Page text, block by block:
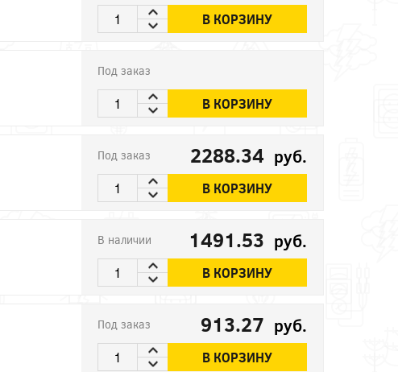
В КОРЗИНУ
Под заказ
В КОРЗИНУ
Под заказ 2288.34 руб.
В КОРЗИНУ
В наличии 1491.53 руб.
В КОРЗИНУ
Под заказ 913.27 руб.
В КОРЗИНУ